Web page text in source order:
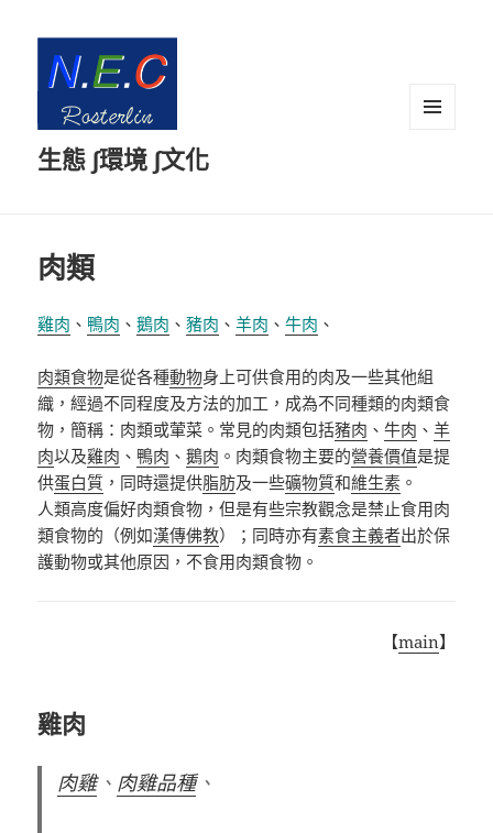
生態 ∫環境 ∫文化
肉類
雞肉 、 鴨肉 、鵝肉 、豬肉 、羊肉 、牛肉 、
肉類食物是從各種動物身上可供食用的肉及一些其他組
織，經過不同程度及方法的加工，成為不同種類的肉類食
物，簡稱：肉類或葷菜。常見的肉類包括豬肉 、牛肉 、羊
肉以及雞肉 、 鴨肉 、鵝肉 。肉類食物主要的營養價值是提
供蛋白質 ，同時還提供脂肪及一些礦物質和維生素 。
人類高度偏好肉類食物，但是有些宗教觀念是禁止食用肉
類食物的（例如漢傳佛教）；同時亦有素食主義者出於保
護動物或其他原因，不食用肉類食物。
【main】
雞肉
肉雞、 肉雞品種、